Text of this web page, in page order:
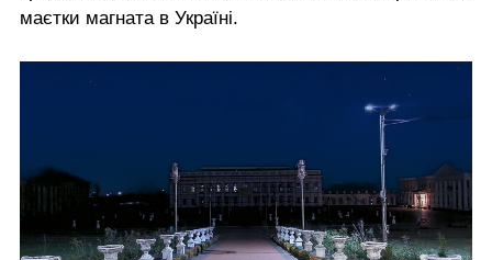
маєтки магната в Україні.